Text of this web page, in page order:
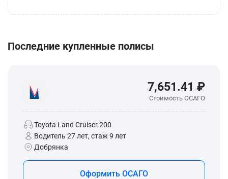
Последние купленные полисы
7,651.41 ₽
Стоимость ОСАГО
Toyota Land Cruiser 200
Водитель 27 лет, стаж 9 лет
Добрянка
Оформить ОСАГО